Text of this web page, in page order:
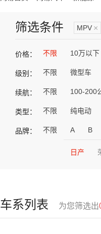
筛选条件 MPV ×
价格： 不限 10万以下
级别： 不限 微型车
续航： 不限 100-200
类型： 不限 纯电动
品牌： 不限 A B
日产
车系列表 为您筛选出